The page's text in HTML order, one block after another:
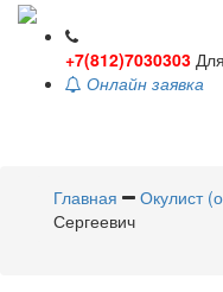
+7(812)7030303
Онлайн заявка
Главная
Окулист
Сергеевич